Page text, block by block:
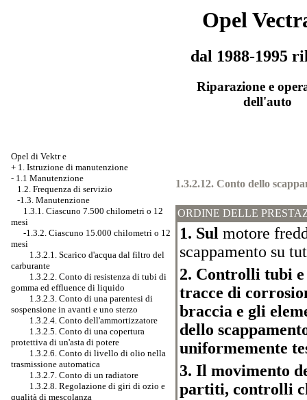
Opel
dal 1988-1995
Riparazione e
dell'auto
Opel di Vektr e
+ 1. Istruzione di manutenzione
- 1.1 Manutenzione
1.2. Frequenza di servizio
-1.3. Manutenzione
1.3.1. Ciascuno 7.500 chilometri o 12
mesi
-1.3.2. Ciascuno 15.000 chilometri o 12
mesi
1.3.2.1. Scarico d'acqua dal filtro del
carburante
1.3.2.2. Conto di resistenza di tubi di
gomma ed effluence di liquido
1.3.2.3. Conto di una parentesi di
sospensione in avanti e uno sterzo
1.3.2.4. Conto dell'ammortizzatore
1.3.2.5. Conto di una copertura
protettiva di un'asta di potere
1.3.2.6. Conto di livello di olio nella
trasmissione automatica
1.3.2.7. Conto di un radiatore
1.3.2.8. Regolazione di giri di ozio e
qualità di mescolanza
1.3.2.12. Conto dello
ORDINE DELLE
1. Sul motore
scappamento su
2. Controlli tubi e
tracce di
braccia e gli
dello
uniformemente
3. Il movimento
partiti, controlli